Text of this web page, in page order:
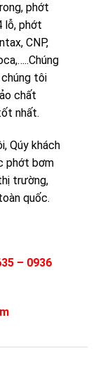
phớt
lỗ, phớt
CNP,
tôi
chất
nhất.
Qúy khách
phớt bơm
trường,
quốc.
– 0936